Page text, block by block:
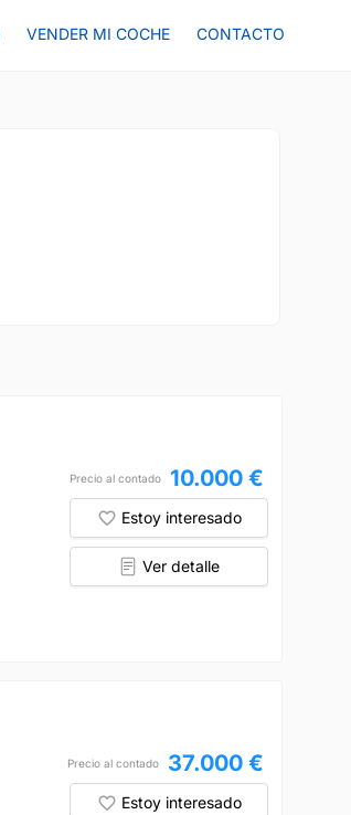
VENDER MI COCHE CONTACTO
Precio al contado 10.000 €
Estoy interesado
Ver detalle
Precio al contado 37.000 €
Estoy interesado